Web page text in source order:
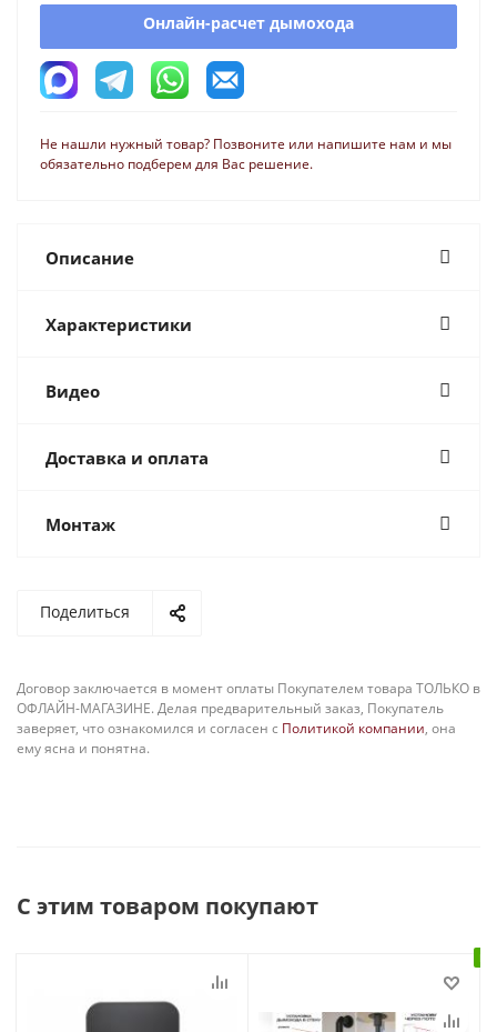
Онлайн-расчет дымохода
Не нашли нужный товар? Позвоните или напишите нам и мы
обязательно подберем для Вас решение.
Описание
Характеристики
Видео
Доставка и оплата
Монтаж
Поделиться
Договор заключается в момент оплаты Покупателем товара ТОЛЬКО в
ОФЛАЙН-МАГАЗИНЕ. Делая предварительный заказ, Покупатель
заверяет, что ознакомился и согласен с Политикой компании, она
ему ясна и понятна.
С этим товаром покупают
В